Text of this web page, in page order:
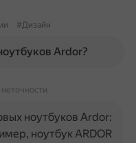
#Дизайн
Ardor?
ноутбуков Ardor:
ноутбук ARDOR